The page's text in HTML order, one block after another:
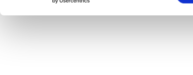
Erfahren Sie
Präferenzen im